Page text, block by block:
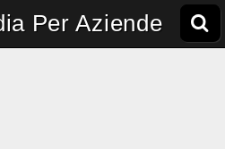
Per Aziende